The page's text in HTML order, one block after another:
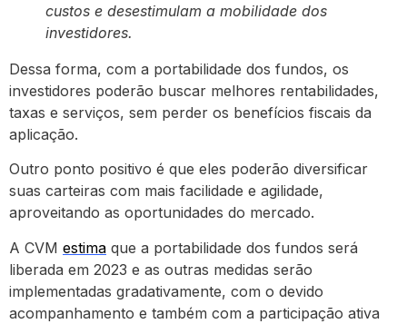
custos e desestimulam a mobilidade dos
investidores.
Dessa forma, com a portabilidade dos fundos, os
investidores poderão buscar melhores rentabilidades,
taxas e serviços, sem perder os benefícios fiscais da
aplicação.
Outro ponto positivo é que eles poderão diversificar
suas carteiras com mais facilidade e agilidade,
aproveitando as oportunidades do mercado.
A CVM estima que a portabilidade dos fundos será
liberada em 2023 e as outras medidas serão
implementadas gradativamente, com o devido
acompanhamento e também com a participação ativa